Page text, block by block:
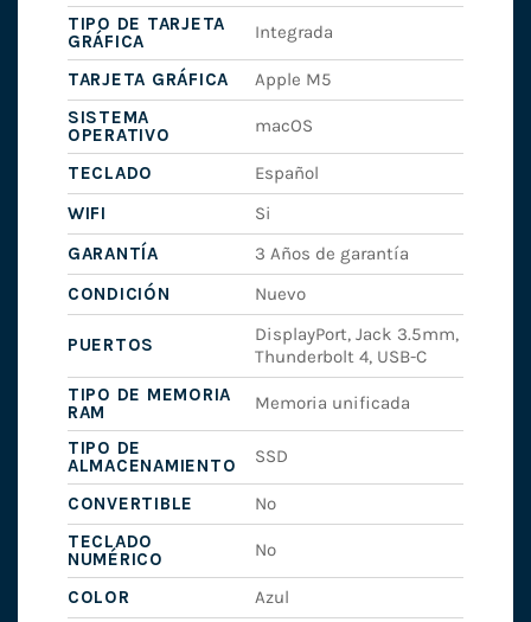
TIPO DE TARJETA
GRÁFICA
Integrada
TARJETA GRÁFICA
Apple M5
SISTEMA
OPERATIVO
macOS
TECLADO
Español
WIFI
Si
GARANTÍA
3 Años de garantía
CONDICIÓN
Nuevo
PUERTOS
DisplayPort, Jack 3.5mm,
Thunderbolt 4, USB-C
TIPO DE MEMORIA
RAM
Memoria unificada
TIPO DE
ALMACENAMIENTO
SSD
CONVERTIBLE
No
TECLADO
NUMÉRICO
No
COLOR
Azul